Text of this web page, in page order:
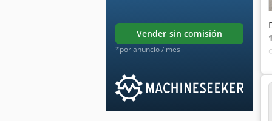
vender sin comisión
*por anuncio / mes